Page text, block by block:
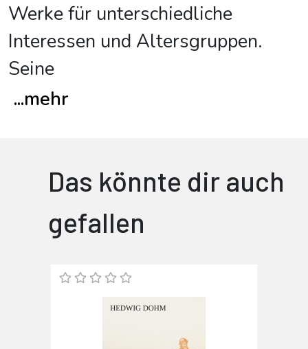
Werke für unterschiedliche
Interessen und Altersgruppen.
Seine
...mehr
Das könnte dir auch
gefallen